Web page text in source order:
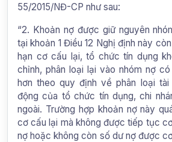
55/2015/NĐ-CP như sau:
“2. Khoản nợ được giữ nguyên
tại khoản 1 Điều 12 Nghị định này
hạn cơ cấu lại, tổ chức tín dụng
chỉnh, phân loại lại vào nhóm nợ
hơn theo quy định về phân loại
động của tổ chức tín dụng, chi
ngoài. Trường hợp khoản nợ này
cơ cấu lại mà không được tiếp tục
nợ hoặc không còn số dư nợ được